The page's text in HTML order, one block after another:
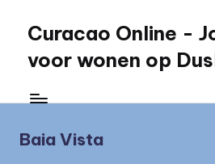
content
Curacao Online -
voor wonen op
gids
wonen
Baia Vista